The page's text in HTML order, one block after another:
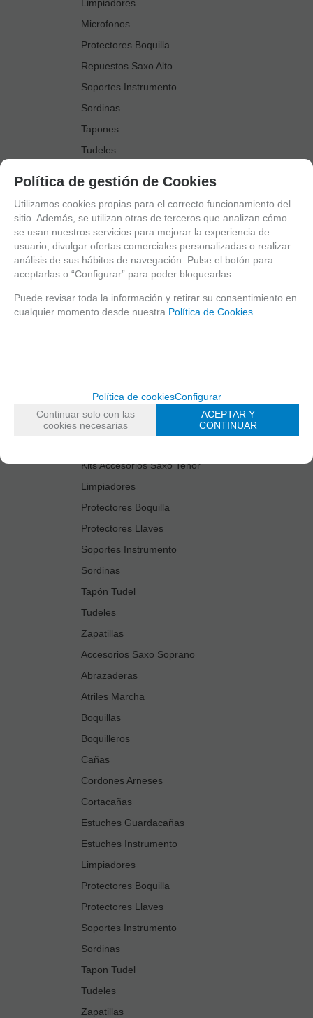
Limpiadores
Microfonos
Protectores Boquilla
Repuestos Saxo Alto
Soportes Instrumento
Sordinas
Tapones
Tudeles
Accesorios Saxo Tenor
Abrazaderas
Anillo Fonico Saxo Tenor
Atriles Marcha
Boquillas
Boquilleros
Cañas
Estuches Guardacañas
Estuches Instrumento
Kits Accesorios Saxo Tenor
Limpiadores
Protectores Boquilla
Protectores Llaves
Soportes Instrumento
Sordinas
Tapón Tudel
Tudeles
Zapatillas
Accesorios Saxo Soprano
Abrazaderas
Atriles Marcha
Boquillas
Boquilleros
Cañas
Cordones Arneses
Cortacañas
Estuches Guardacañas
Estuches Instrumento
Limpiadores
Protectores Boquilla
Protectores Llaves
Soportes Instrumento
Sordinas
Tapon Tudel
Tudeles
Zapatillas
Política de gestión de Cookies
Utilizamos cookies propias para el correcto funcionamiento del
sitio. Además, se utilizan otras de terceros que analizan cómo
se usan nuestros servicios para mejorar la experiencia de
usuario, divulgar ofertas comerciales personalizadas o realizar
análisis de sus hábitos de navegación. Pulse el botón para
aceptarlas o “Configurar” para poder bloquearlas.
Puede revisar toda la información y retirar su consentimiento en
cualquier momento desde nuestra Política de Cookies.
Política de cookiesConfigurar
Continuar solo con las
cookies necesarias
ACEPTAR Y
CONTINUAR